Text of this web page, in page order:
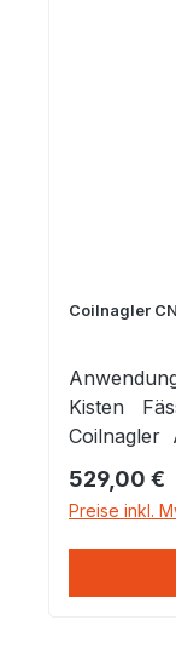
kg
Coilnagler
Kisten Fässern Modell Industrie
Coilnagler Abmessungen 455 x 156 x 336
150-300 Nägel Betriebsdruck
Nägel Länge 70 mm ~ 90 mm Schaft 3,5
mm
Regulärer
529,00 €
Preise inkl.